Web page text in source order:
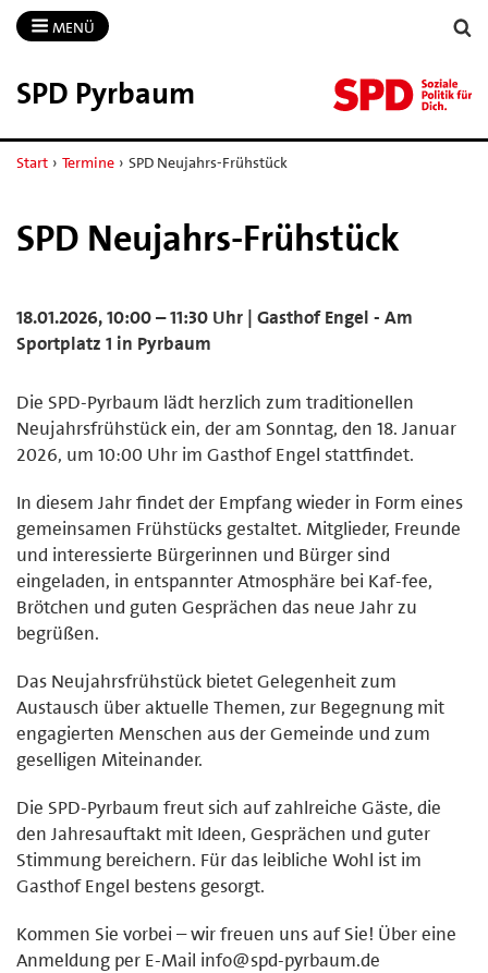
MENÜ
SPD Pyrbaum
Start › Termine › SPD Neujahrs-Frühstück
SPD Neujahrs-Frühstück
18.01.2026, 10:00 – 11:30 Uhr | Gasthof Engel - Am
Sportplatz 1 in Pyrbaum
Die SPD-Pyrbaum lädt herzlich zum traditionellen
Neujahrsfrühstück ein, der am Sonntag, den 18. Januar
2026, um 10:00 Uhr im Gasthof Engel stattfindet.
In diesem Jahr findet der Empfang wieder in Form eines
gemeinsamen Frühstücks gestaltet. Mitglieder, Freunde
und interessierte Bürgerinnen und Bürger sind
eingeladen, in entspannter Atmosphäre bei Kaf-fee,
Brötchen und guten Gesprächen das neue Jahr zu
begrüßen.
Das Neujahrsfrühstück bietet Gelegenheit zum
Austausch über aktuelle Themen, zur Begegnung mit
engagierten Menschen aus der Gemeinde und zum
geselligen Miteinander.
Die SPD-Pyrbaum freut sich auf zahlreiche Gäste, die
den Jahresauftakt mit Ideen, Gesprächen und guter
Stimmung bereichern. Für das leibliche Wohl ist im
Gasthof Engel bestens gesorgt.
Kommen Sie vorbei – wir freuen uns auf Sie! Über eine
Anmeldung per E-Mail info@spd-pyrbaum.de